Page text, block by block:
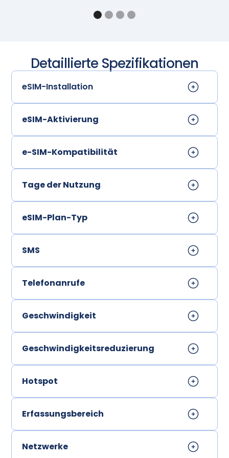
Detaillierte Spezifikationen
eSIM-Installation
eSIM-Aktivierung
e-SIM-Kompatibilität
Tage der Nutzung
eSIM-Plan-Typ
SMS
Telefonanrufe
Geschwindigkeit
Geschwindigkeitsreduzierung
Hotspot
Erfassungsbereich
Netzwerke